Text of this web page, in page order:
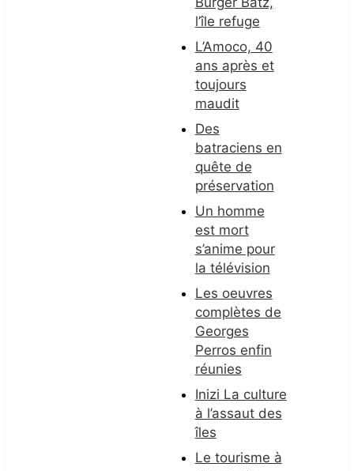
l’île refuge
L’Amoco, 40
ans après et
toujours
maudit
Des
batraciens en
quête de
préservation
Un homme
est mort
s’anime pour
la télévision
Les oeuvres
complètes de
Georges
Perros enfin
réunies
Inizi La culture
à l’assaut des
îles
Le tourisme à